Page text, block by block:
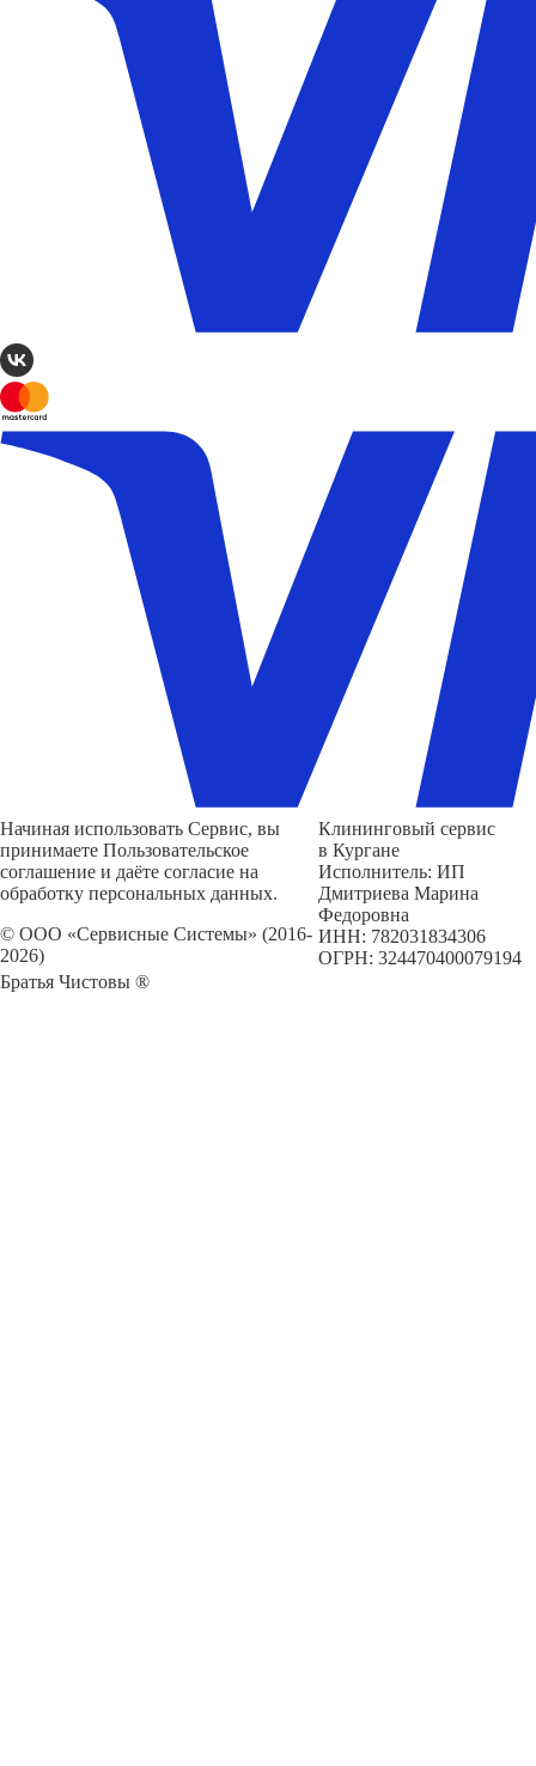
Начиная использовать Сервис, вы
принимаете Пользовательское
соглашение и даёте согласие на
обработку персональных данных.
© ООО «Сервисные Системы» (2016-
2026)
Братья Чистовы ®
Клининговый сервис
в Кургане
Исполнитель: ИП
Дмитриева Марина
Федоровна
ИНН: 782031834306
ОГРН: 324470400079194